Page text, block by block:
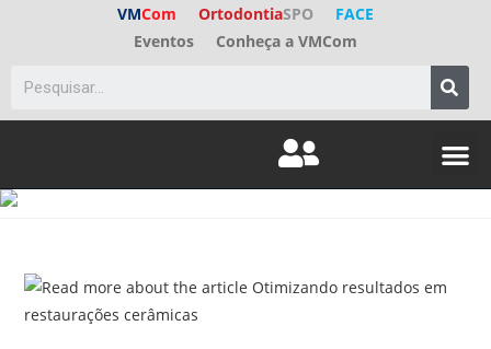
VMCom OrtodontiaSPO
FACE
Eventos
Conheça a VMCom